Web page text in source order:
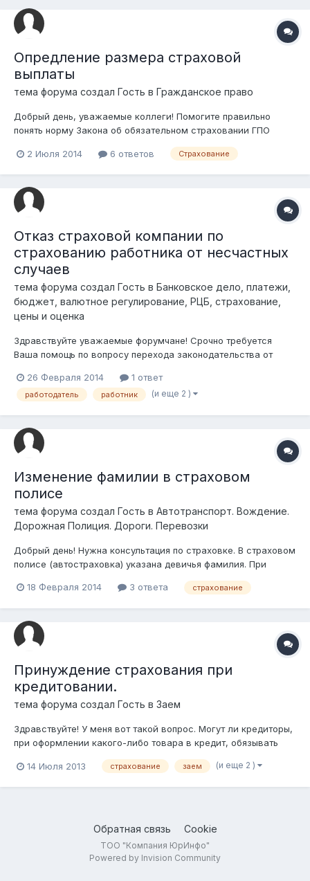
наступления страхового случая...
Опредление размера страховой
выплаты
тема форума создал Гость в Гражданское право
Добрый день, уважаемые коллеги! Помогите правильно
понять норму Закона об обязательном страховании ГПО
выплаты 1. Предельный объем ответственности страховщика
составляет (в месячных расчетных...
2 Июля 2014 6 ответов Страхование
Отказ страховой компании по
страхованию работника от несчастных
случаев
тема форума создал Гость в Банковское дело, платежи,
бюджет, валютное регулирование, РЦБ, страхование,
цены и оценка
Здравствуйте уважаемые форумчане! Срочно требуется
Ваша помощь по вопросу перехода законодательства от
причинение вреда жизни и здоровью работника при
исполнении им трудовых (служебных) обязанностей" (далее -
26 Февраля 2014 1 ответ
работодатель работник (и еще 2 )
Изменение фамилии в страховом
полисе
тема форума создал Гость в Автотранспорт. Вождение.
Дорожная Полиция. Дороги. Перевозки
Добрый день! Нужна консультация по страховке. В страховом
полисе (автостраховка) указана девичья фамилия. При
было уже вечером, она пришла в Магнум и решила заодно
торопилась) , и тольк...
18 Февраля 2014 3 ответа страхование
Принуждение страхования при
кредитовании.
тема форума создал Гость в Заем
Здравствуйте! У меня вот такой вопрос. Могут ли кредиторы,
при оформлении какого-либо товара в кредит, обязывать
что такая страховка не является обязательной и что
14 Июля 2013 страхование заем (и еще 2 )
Обратная связь Cookie
ТОО "Компания ЮрИнфо"
Powered by Invision Community